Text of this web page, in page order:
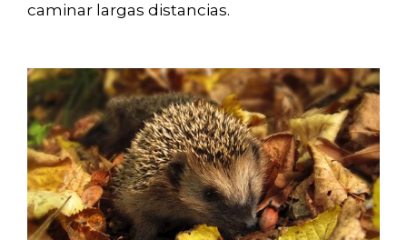
caminar largas distancias.